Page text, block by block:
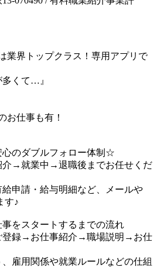
業界トップクラス！専用アプリで
多くて…』
お仕事も有！
心のダブルフォロー体制☆
→就業中→退職後までお任せくだ
申請・給与明細など、メールや
す♪
事をスタートするまでの流れ
録→お仕事紹介→職場説明→お仕
雇用関係や就業ルールなどの仕組